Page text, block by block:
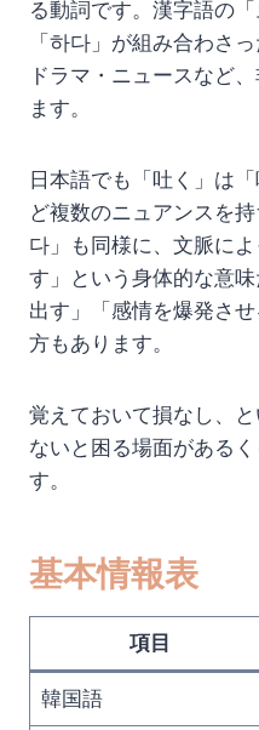
る動詞です。漢字語の
「하다」が組み合わさ
ドラマ・ニュースなど
ます。
日本語でも「吐く」は
ど複数のニュアンスを
다」も同様に、文脈に
す」という身体的な意
出す」「感情を爆発さ
方もあります。
覚えておいて損なし、
ないと困る場面がある
す。
基本情報表
項目
韓国語